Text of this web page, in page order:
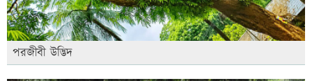
পরজীবী উদ্ভিদ